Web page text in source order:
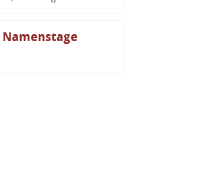
Namenstage